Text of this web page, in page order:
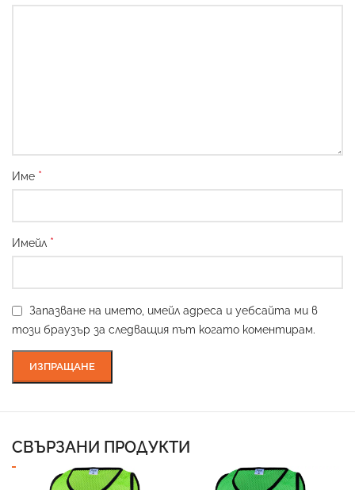
Име *
Имейл *
Запазване на името, имейл адреса и уебсайта ми в
този браузър за следващия път когато коментирам.
СВЪРЗАНИ ПРОДУКТИ